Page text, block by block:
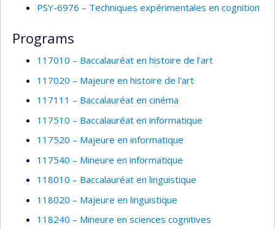
PSY-6976 – Techniques expérimentales en cognition
Programs
117010 – Baccalauréat en histoire de l’art
117020 – Majeure en histoire de l'art
117111 – Baccalauréat en cinéma
117510 – Baccalauréat en informatique
117520 – Majeure en informatique
117540 – Mineure en informatique
118010 – Baccalauréat en linguistique
118020 – Majeure en linguistique
118240 – Mineure en sciences cognitives